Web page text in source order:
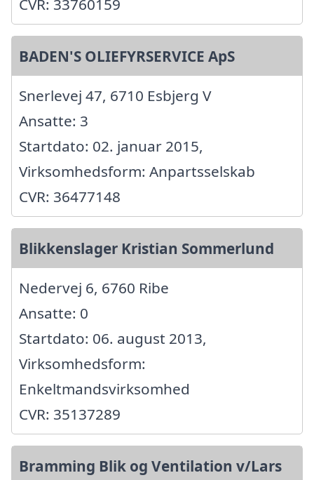
CVR: 33760159
BADEN'S OLIEFYRSERVICE ApS
Snerlevej 47, 6710 Esbjerg V
Ansatte: 3
Startdato: 02. januar 2015,
Virksomhedsform: Anpartsselskab
CVR: 36477148
Blikkenslager Kristian Sommerlund
Nedervej 6, 6760 Ribe
Ansatte: 0
Startdato: 06. august 2013,
Virksomhedsform:
Enkeltmandsvirksomhed
CVR: 35137289
Bramming Blik og Ventilation v/Lars